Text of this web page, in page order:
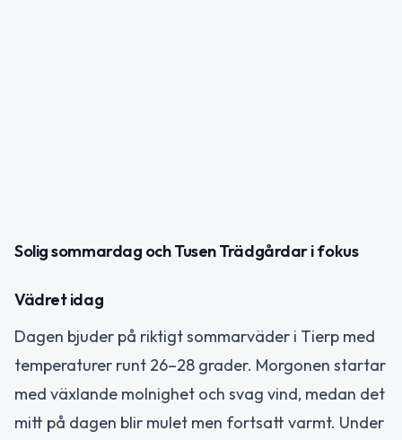
Solig sommardag och Tusen Trädgårdar i fokus
Vädret idag
Dagen bjuder på riktigt sommarväder i Tierp med
temperaturer runt 26–28 grader. Morgonen startar
med växlande molnighet och svag vind, medan det
mitt på dagen blir mulet men fortsatt varmt. Under